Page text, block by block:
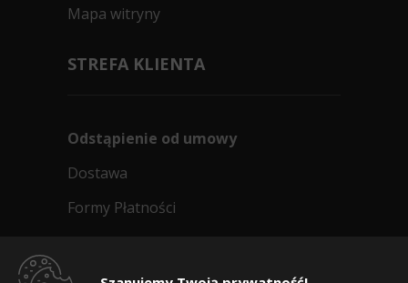
Mapa witryny
STREFA KLIENTA
Odstąpienie od umowy
Dostawa
Formy Płatności
Dlaczego warto kupić w 24opony.pl